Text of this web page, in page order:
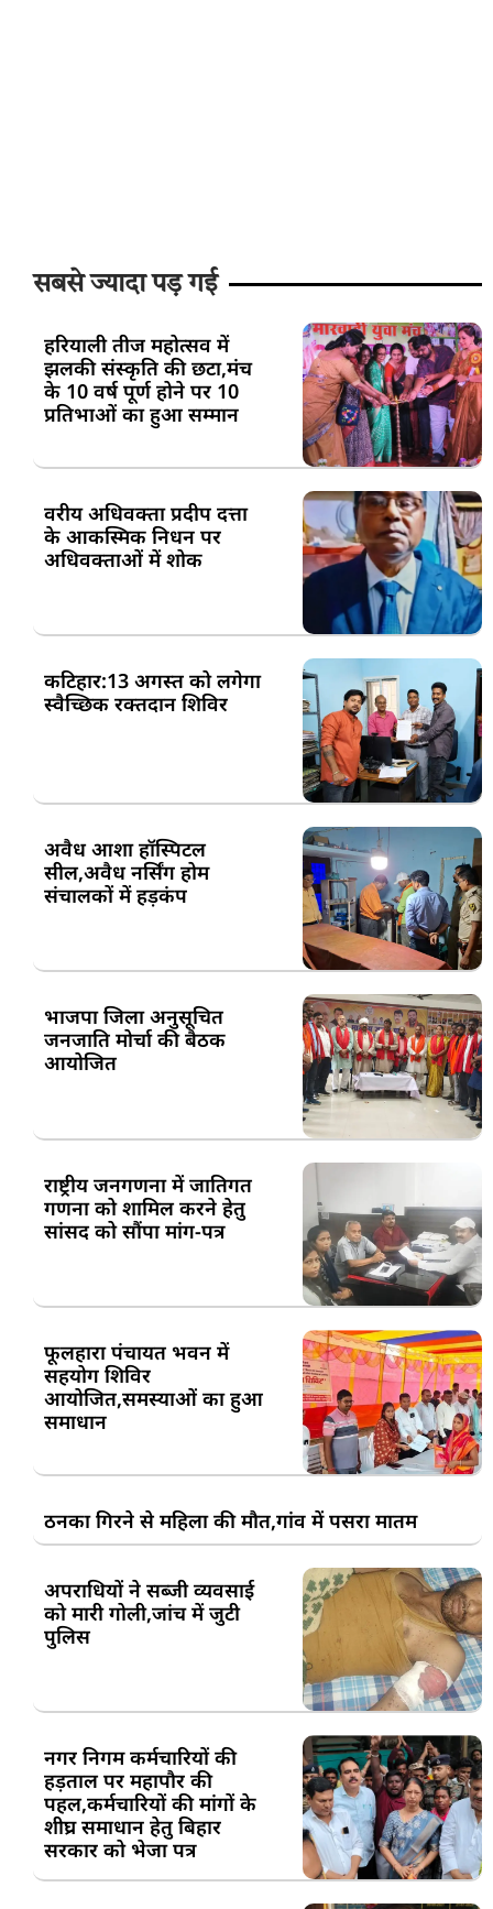
सबसे ज्यादा पड़ गई
हरियाली तीज महोत्सव में
झलकी संस्कृति की छटा,मंच
के 10 वर्ष पूर्ण होने पर 10
प्रतिभाओं का हुआ सम्मान
वरीय अधिवक्ता प्रदीप दत्ता
के आकस्मिक निधन पर
अधिवक्ताओं में शोक
कटिहार:13 अगस्त को लगेगा
स्वैच्छिक रक्तदान शिविर
अवैध आशा हॉस्पिटल
सील,अवैध नर्सिंग होम
संचालकों में हड़कंप
भाजपा जिला अनुसूचित
जनजाति मोर्चा की बैठक
आयोजित
राष्ट्रीय जनगणना में जातिगत
गणना को शामिल करने हेतु
सांसद को सौंपा मांग-पत्र
फूलहारा पंचायत भवन में
सहयोग शिविर
आयोजित,समस्याओं का हुआ
समाधान
ठनका गिरने से महिला की मौत,गांव में पसरा मातम
अपराधियों ने सब्जी व्यवसाई
को मारी गोली,जांच में जुटी
पुलिस
नगर निगम कर्मचारियों की
हड़ताल पर महापौर की
पहल,कर्मचारियों की मांगों के
शीघ्र समाधान हेतु बिहार
सरकार को भेजा पत्र